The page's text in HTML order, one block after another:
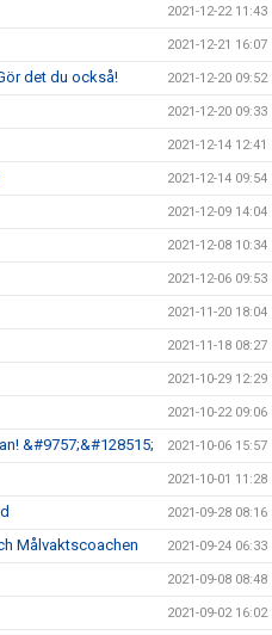
2021-12-22 11:43
2021-12-21 16:07
det du också! 2021-12-20 09:52
2021-12-20 09:33
2021-12-14 12:41
2021-12-14 09:54
2021-12-09 14:04
2021-12-08 10:34
2021-12-06 09:53
2021-11-20 18:04
2021-11-18 08:27
2021-10-29 12:29
2021-10-22 09:06
&#9757;&#128515; 2021-10-06 15:57
2021-10-01 11:28
2021-09-28 08:16
Målvaktscoachen 2021-09-24 06:33
2021-09-08 08:48
2021-09-02 16:02